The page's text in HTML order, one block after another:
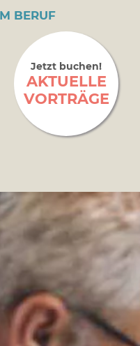
BERUF
Jetzt buchen!
AKTUELLE
VORTRÄGE